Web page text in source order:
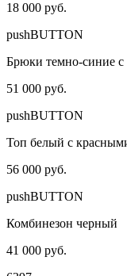
18 000 руб.
pushBUTTON
Брюки темно-синие
51 000 руб.
pushBUTTON
Топ белый с
56 000 руб.
pushBUTTON
Комбинезон черный
41 000 руб.